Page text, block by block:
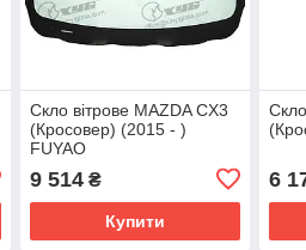
Скло вітрове MAZDA CX3
(Кросовер) (2015 - )
FUYAO
9 514₴
Купити
6